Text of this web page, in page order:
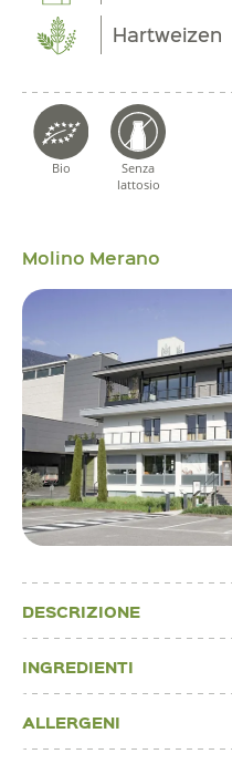
Hartweizen
Bio
Senza
lattosio
Molino Merano
DESCRIZIONE
INGREDIENTI
ALLERGENI